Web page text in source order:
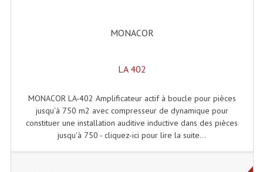
Lumière
Effets LASERS
MONACOR
LA 402
MONACOR LA-402 Amplificateur actif à boucle pour pièces
jusqu'à 750 m2 avec compresseur de dynamique pour
constituer une installation auditive inductive dans des pièces
jusqu'à 750 - cliquez-ici pour lire la suite...